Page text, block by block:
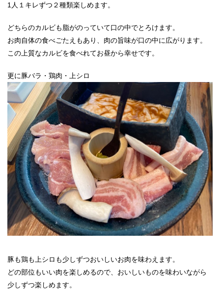
1人１キレずつ２種類楽しめます。
どちらのカルビも脂がのっていて口の中でとろけます。
お肉自体の食べごたえもあり、肉の旨味が口の中に広がります。
この上質なカルビを食べれてお昼から幸せです。
更に豚バラ・鶏肉・上シロ
豚も鶏も上シロも少しずつおいしいお肉を味わえます。
どの部位もいい肉を楽しめるので、おいしいものを味わいながら
少しずつ楽しめます。